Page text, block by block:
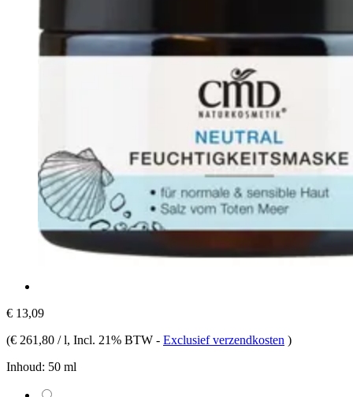
€ 13,09
(€ 261,80 / l, Incl. 21% BTW - Exclusief verzendkosten )
Inhoud: 50 ml